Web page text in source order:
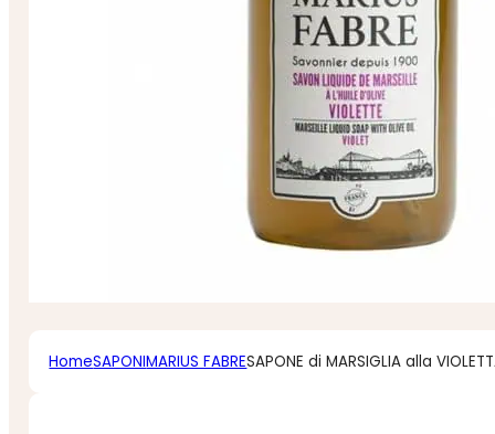
HomeSAPONIMARIUS FABRESAPONE di MARSIGLIA alla